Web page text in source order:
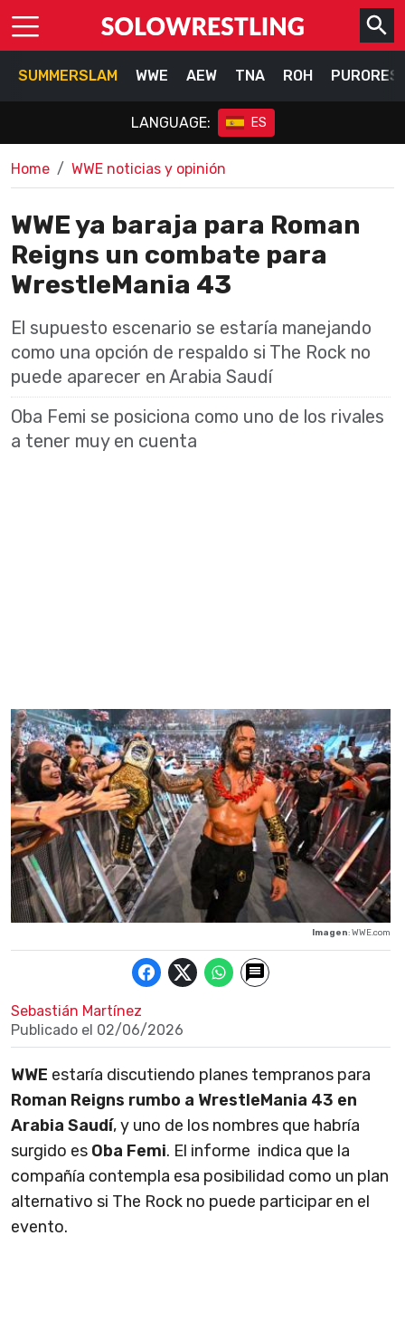
SUMMERSLAM WWE AEW TNA ROH
LANGUAGE: ES
Home WWE noticias y opinión
WWE ya baraja para Roman
Reigns un combate para
WrestleMania 43
El supuesto escenario se estaría manejando
como una opción de respaldo si The Rock no
puede aparecer en Arabia Saudí
Oba Femi se posiciona como uno de los rivales
a tener muy en cuenta
Imagen: WWE.com
Sebastián Martínez
Publicado el 02/06/2026
WWE estaría discutiendo planes tempranos para
Roman Reigns rumbo a WrestleMania 43 en
Arabia Saudí, y uno de los nombres que habría
surgido es Oba Femi. El informe indica que la
compañía contempla esa posibilidad como un plan
alternativo si The Rock no puede participar en el
evento.